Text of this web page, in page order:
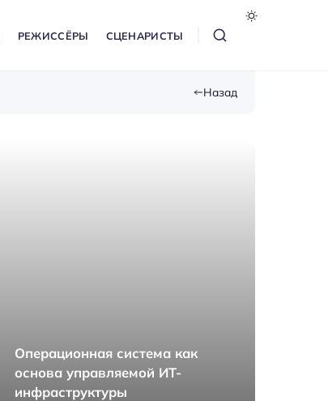
РЕЖИССЁРЫ СЦЕНАРИСТЫ
Назад
Операционная система как
основа управляемой ИТ-
инфраструктуры